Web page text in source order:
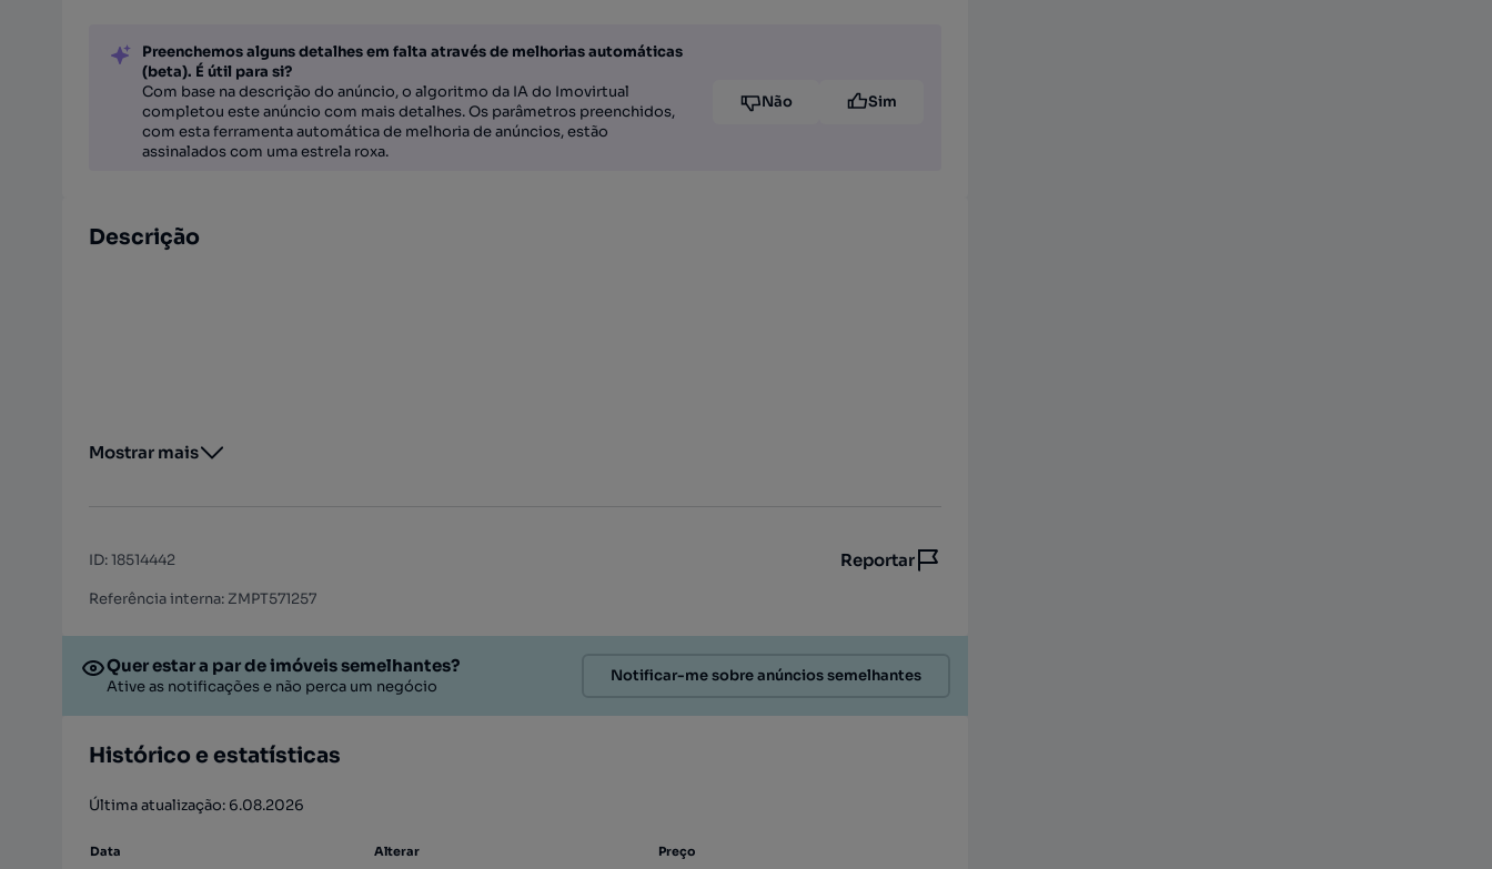
Preenchemos alguns detalhes em falta através de melhorias automáticas
(beta). É útil para si?
Com base na descrição do anúncio, o algoritmo da IA do Imovirtual
completou este anúncio com mais detalhes. Os parâmetros preenchidos,
com esta ferramenta automática de melhoria de anúncios, estão
assinalados com uma estrela roxa.
Não Sim
Descrição
Mostrar mais
ID:18514442 Reportar
Referência interna: ZMPT571257
Quer estar a par de imóveis semelhantes?
Ative as notificações e não perca um negócio
Notificar-me sobre anúncios semelhantes
Histórico e estatísticas
Última atualização: 6.08.2026
Data Alterar Preço